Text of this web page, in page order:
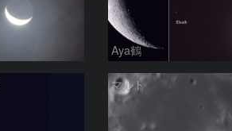
Aya鶴
マルト